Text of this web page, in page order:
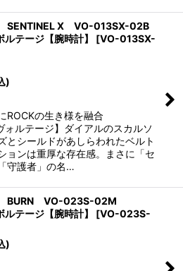
SENTINEL X VO-013SX-02B
テージ【腕時計】
[VO-013SX-
)
ROCKの生き様を融合
ォルテージ】ダイアルのスカルソ
とシールドがあしらわれたベルト
ョンは重厚な存在感。まさに「セ
守護者」の名…
BURN VO-023S-02M
テージ【腕時計】
[VO-023S-
)